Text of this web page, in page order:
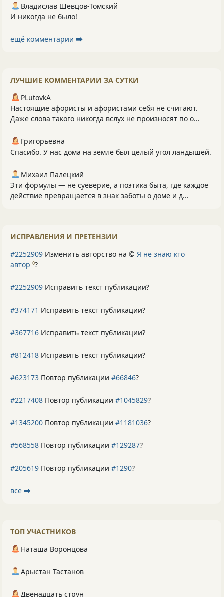
Владислав Шевцов-Томский
И никогда не было!
ещё комментарии ⮕
ЛУЧШИЕ КОММЕНТАРИИ ЗА СУТКИ
PLutоvkА
Настоящие афористы и афористами себя не считают.
Даже слова такого никогда вслух не произносят по о...
Григорьевна
Спасибо. У нас дома на земле был целый угол ландышей.
Михаил Палецкий
Эти формулы — не суеверие, а поэтика быта, где каждое
действие превращается в знак заботы о доме и д...
ИСПРАВЛЕНИЯ И ПРЕТЕНЗИИ
#2252909 Изменить авторство на © Я не знаю кто
автор 0?
#2252909 Исправить текст публикации?
#374171 Исправить текст публикации?
#367716 Исправить текст публикации?
#812418 Исправить текст публикации?
#623173 Повтор публикации #66846?
#2217408 Повтор публикации #1045829?
#1345200 Повтор публикации #1181036?
#568558 Повтор публикации #129287?
#205619 Повтор публикации #1290?
все ⮕
ТОП УЧАСТНИКОВ
Наташа Воронцова
Арыстан Тастанов
Двенадцать струн